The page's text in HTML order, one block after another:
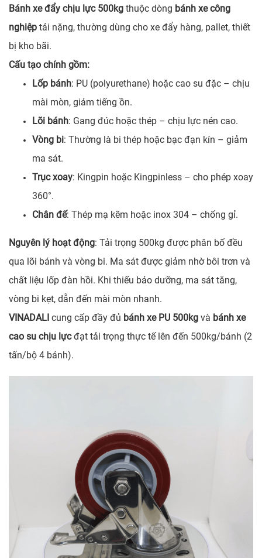
Bánh xe đẩy chịu lực 500kg thuộc dòng bánh xe công
nghiệp tải nặng, thường dùng cho xe đẩy hàng, pallet, thiết
bị kho bãi.
Cấu tạo chính gồm:
Lốp bánh: PU (polyurethane) hoặc cao su đặc – chịu
mài mòn, giảm tiếng ồn.
Lõi bánh: Gang đúc hoặc thép – chịu lực nén cao.
Vòng bi: Thường là bi thép hoặc bạc đạn kín – giảm
ma sát.
Trục xoay: Kingpin hoặc Kingpinless – cho phép xoay
360°.
Chân đế: Thép mạ kẽm hoặc inox 304 – chống gỉ.
Nguyên lý hoạt động: Tải trọng 500kg được phân bố đều
qua lõi bánh và vòng bi. Ma sát được giảm nhờ bôi trơn và
chất liệu lốp đàn hồi. Khi thiếu bảo dưỡng, ma sát tăng,
vòng bi kẹt, dẫn đến mài mòn nhanh.
VINADALI cung cấp đầy đủ bánh xe PU 500kg và bánh xe
cao su chịu lựcđạt tải trọng thực tế lên đến 500kg/bánh (2
tấn/bộ 4 bánh).